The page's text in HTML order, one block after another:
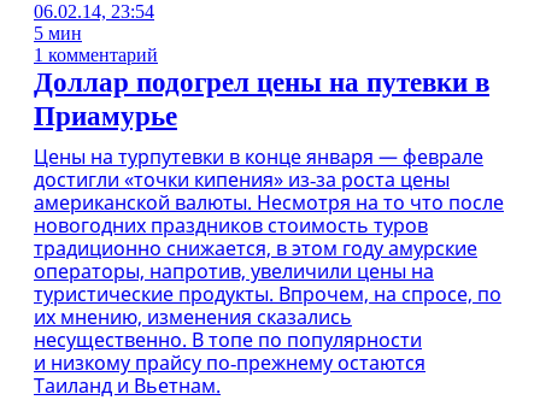
06.02.14, 23:54
5 мин
1 комментарий
Доллар подогрел цены на путевки в
Приамурье
Цены на турпутевки в конце января — феврале
достигли «точки кипения» из‑за роста цены
американской валюты. Несмотря на то что после
новогодних праздников стоимость туров
традиционно снижается, в этом году амурские
операторы, напротив, увеличили цены на
туристические продукты. Впрочем, на спросе, по
их мнению, изменения сказались
несущественно. В топе по популярности
и низкому прайсу по‑прежнему остаются
Таиланд и Вьетнам.